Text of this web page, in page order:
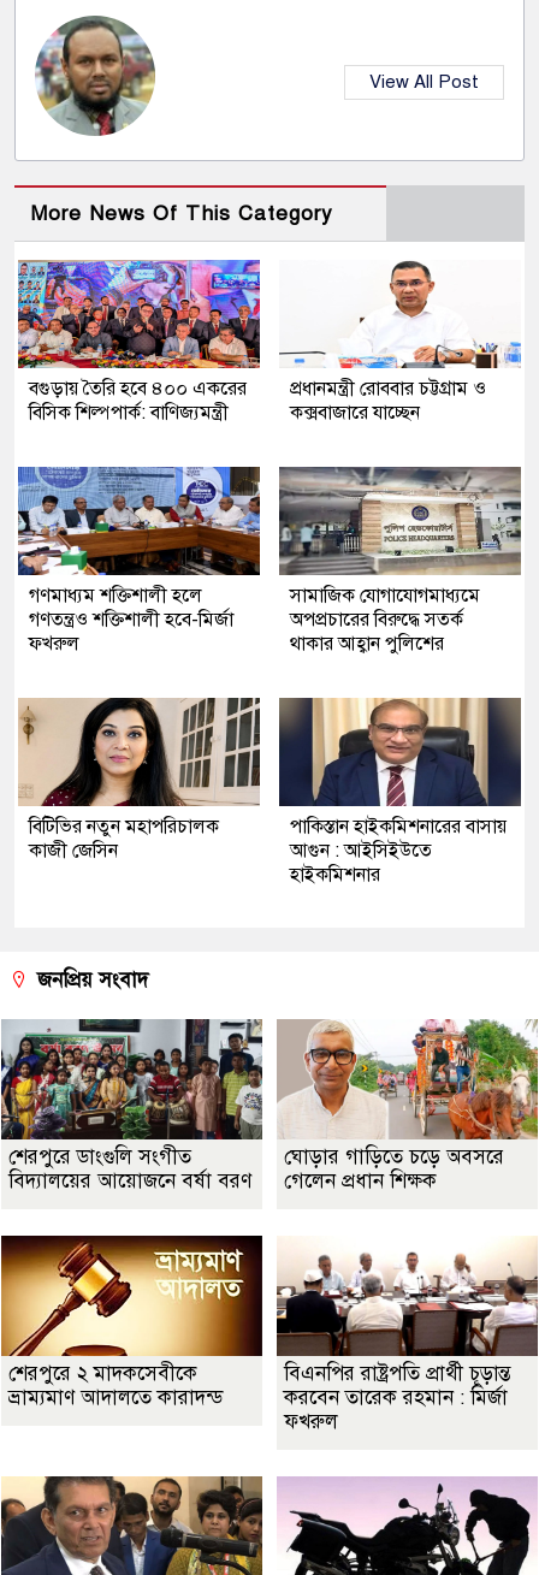
View All Post
More News Of This Category
বগুড়ায় তৈরি হবে ৪০০ একরের
বিসিক শিল্পপার্ক: বাণিজ্যমন্ত্রী
প্রধানমন্ত্রী রোববার চট্টগ্রাম ও
কক্সবাজারে যাচ্ছেন
গণমাধ্যম শক্তিশালী হলে
গণতন্ত্রও শক্তিশালী হবে-মির্জা
ফখরুল
সামাজিক যোগাযোগমাধ্যমে
অপপ্রচারের বিরুদ্ধে সতর্ক
থাকার আহ্বান পুলিশের
বিটিভির নতুন মহাপরিচালক
কাজী জেসিন
পাকিস্তান হাইকমিশনারের বাসায়
আগুন : আইসিইউতে
হাইকমিশনার
জনপ্রিয় সংবাদ
শেরপুরে ডাংগুলি সংগীত
বিদ্যালয়ের আয়োজনে বর্ষা বরণ
ঘোড়ার গাড়িতে চড়ে অবসরে
গেলেন প্রধান শিক্ষক
শেরপুরে ২ মাদকসেবীকে
ভ্রাম্যমাণ আদালতে কারাদন্ড
বিএনপির রাষ্ট্রপতি প্রার্থী চূড়ান্ত
করবেন তারেক রহমান : মির্জা
ফখরুল